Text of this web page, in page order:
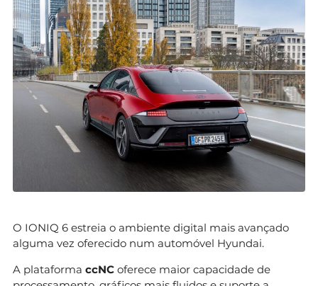
O IONIQ 6 estreia o ambiente digital mais avançado
alguma vez oferecido num automóvel Hyundai.
A plataforma ccNC oferece maior capacidade de